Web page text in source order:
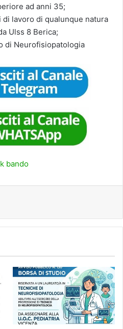
ad anni 35;
lavoro di qualunque natura
Ulss 8 Berica;
di Neurofisiopatologia
bando